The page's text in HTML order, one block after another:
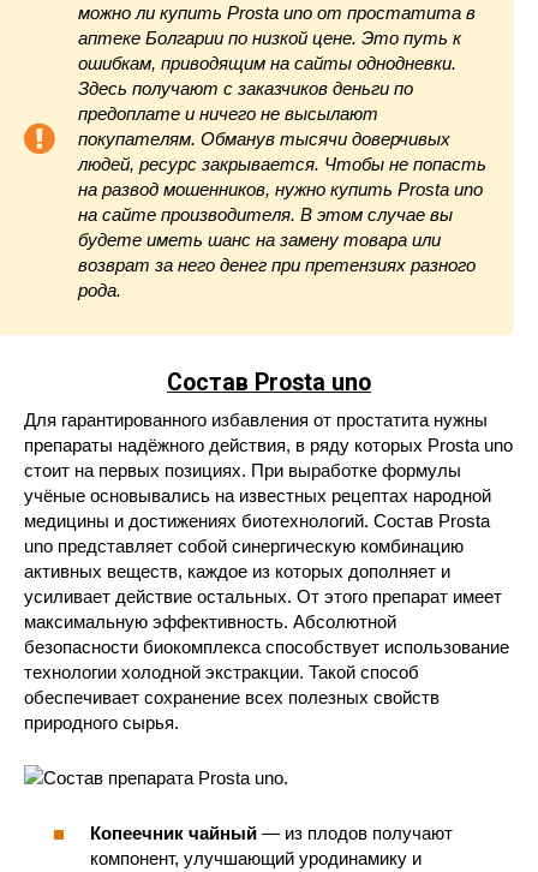
можно ли купить Prosta uno от простатита в
аптеке Болгарии по низкой цене. Это путь к
ошибкам, приводящим на сайты однодневки.
Здесь получают с заказчиков деньги по
предоплате и ничего не высылают
покупателям. Обманув тысячи доверчивых
людей, ресурс закрывается. Чтобы не попасть
на развод мошенников, нужно купить Prosta uno
на сайте производителя. В этом случае вы
будете иметь шанс на замену товара или
возврат за него денег при претензиях разного
рода.
Состав Prosta uno
Для гарантированного избавления от простатита нужны
препараты надёжного действия, в ряду которых Prosta uno
стоит на первых позициях. При выработке формулы
учёные основывались на известных рецептах народной
медицины и достижениях биотехнологий. Состав Prosta
uno представляет собой синергическую комбинацию
активных веществ, каждое из которых дополняет и
усиливает действие остальных. От этого препарат имеет
максимальную эффективность. Абсолютной
безопасности биокомплекса способствует использование
технологии холодной экстракции. Такой способ
обеспечивает сохранение всех полезных свойств
природного сырья.
Копеечник чайный — из плодов получают
компонент, улучшающий уродинамику и